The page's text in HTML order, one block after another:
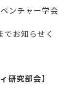
ンチャー学会
お知らせく
研究部会】